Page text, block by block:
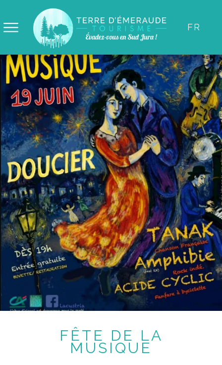
FR
FÊTE DE LA
MUSIQUE
Panneau de gestion des cookies